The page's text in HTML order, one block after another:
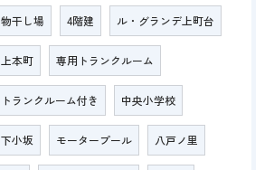
物干し場 4階建 ル・グランデ上町台
上本町 専用トランクルーム
トランクルーム付き 中央小学校
下小坂 モータープール 八戸ノ里